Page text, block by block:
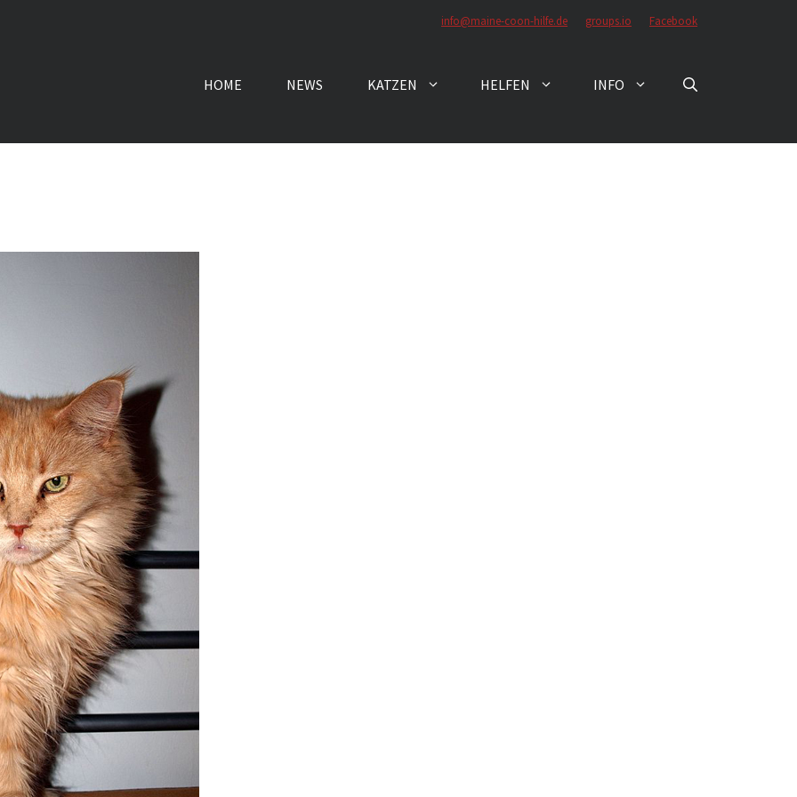
info@maine-coon-hilfe.de groups.io Facebook
HOME NEWS KATZEN HELFEN INFO